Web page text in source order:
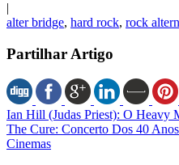
|
alter bridge, hard rock, rock
Partilhar Artigo
Ian Hill (Judas Priest): O Heavy
The Cure: Concerto Dos 40
Cinemas